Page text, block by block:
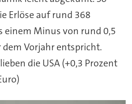
Erlöse auf rund 368
einem Minus von rund 0,5
Vorjahr entspricht.
die USA (+0,3 Prozent